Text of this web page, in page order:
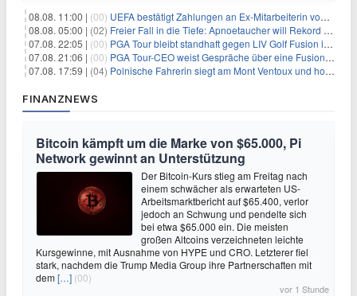
08.08. 11:00 | (00) UEFA bestätigt Zahlungen an Ex-Mitarbeiterin von Infantino
08.08. 05:00 | (02) Freier Fall in die Tiefe: Apnoetaucher will Rekord brechen
07.08. 22:05 | (00) PGA Tour bleibt standhaft gegen LIV Golf Fusion in einem sich wandelnden Sportumfeld
07.08. 21:06 | (00) PGA Tour-CEO weist Gespräche über eine Fusion mit LIV Golf zurück und bekräftigt die Wettbewerbslandschaft
07.08. 17:59 | (04) Polnische Fahrerin siegt am Mont Ventoux und holt Tour-Gelb
FINANZNEWS
Bitcoin kämpft um die Marke von $65.000, Pi
Network gewinnt an Unterstützung
Der Bitcoin-Kurs stieg am Freitag nach
einem schwächer als erwarteten US-
Arbeitsmarktbericht auf $65.400, verlor
jedoch an Schwung und pendelte sich
bei etwa $65.000 ein. Die meisten
großen Altcoins verzeichneten leichte
Kursgewinne, mit Ausnahme von HYPE und CRO. Letzterer fiel
stark, nachdem die Trump Media Group ihre Partnerschaften mit
dem[…] (00)
vor 1 Stunde